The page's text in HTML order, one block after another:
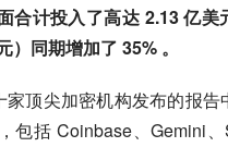
合计投入了高达 2.13 亿美
同期增加了 35% 。
家顶尖加密机构发布的报告
包括 Coinbase、Gemini